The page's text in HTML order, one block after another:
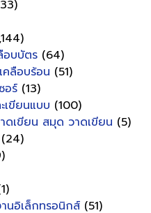
อบบัตร (64)
ลือบร้อน (51)
อร์ (13)
ขียนแบบ (100)
ดเขียน สมุด วาดเขียน (5)
(24)
อิเล็กทรอนิกส์ (51)